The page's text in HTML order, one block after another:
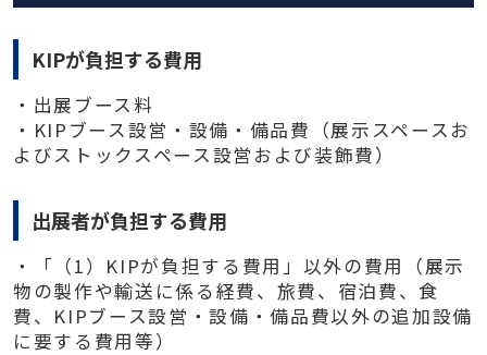
KIPが負担する費用
・出展ブース料
・KIPブース設営・設備・備品費（展示スペースお
よびストックスペース設営および装飾費）
出展者が負担する費用
・「（1）KIPが負担する費用」以外の費用（展示
物の製作や輸送に係る経費、旅費、宿泊費、食
費、KIPブース設営・設備・備品費以外の追加設備
に要する費用等）